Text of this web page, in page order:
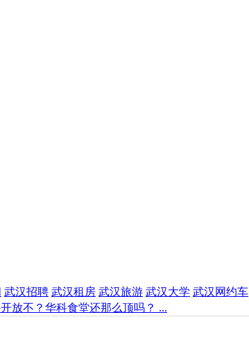
武汉招聘 武汉租房 武汉旅游 武汉大学 武汉网约车
放不？华科食堂还那么顶吗？ ...